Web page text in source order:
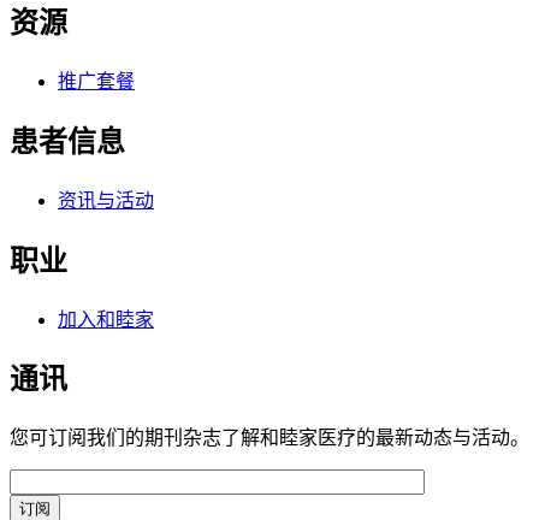
资源
推广套餐
患者信息
资讯与活动
职业
加入和睦家
通讯
您可订阅我们的期刊杂志了解和睦家医疗的最新动态与活动。